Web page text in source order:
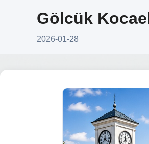
Gölcük
2026-01-28